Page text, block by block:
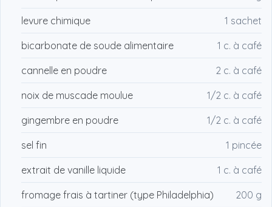
levure chimique 1 sachet
bicarbonate de soude alimentaire 1 c. à café
cannelle en poudre 2 c. à café
noix de muscade moulue 1/2 c. à café
gingembre en poudre 1/2 c. à café
sel fin 1 pincée
extrait de vanille liquide 1 c. à café
fromage frais à tartiner (type Philadelphia) 200 g